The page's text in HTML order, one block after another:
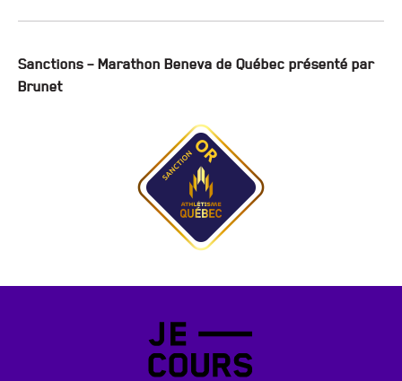
Sanctions – Marathon Beneva de Québec présenté par
Brunet